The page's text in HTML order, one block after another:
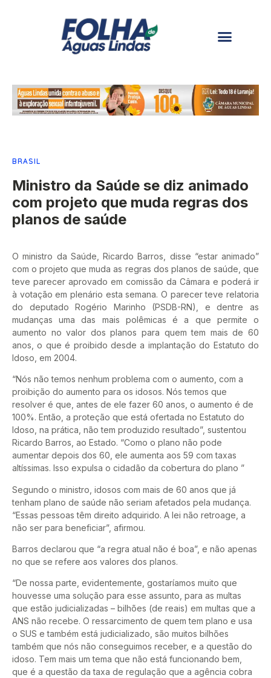
BRASIL
Ministro da Saúde se diz animado
com projeto que muda regras dos
planos de saúde
O ministro da Saúde, Ricardo Barros, disse “estar animado”
com o projeto que muda as regras dos planos de saúde, que
teve parecer aprovado em comissão da Câmara e poderá ir
à votação em plenário esta semana. O parecer teve relatoria
do deputado Rogério Marinho (PSDB-RN), e dentre as
mudanças uma das mais polêmicas é a que permite o
aumento no valor dos planos para quem tem mais de 60
anos, o que é proibido desde a implantação do Estatuto do
Idoso, em 2004.
“Nós não temos nenhum problema com o aumento, com a
proibição do aumento para os idosos. Nós temos que
resolver é que, antes de ele fazer 60 anos, o aumento é de
100%. Então, a proteção que está ofertada no Estatuto do
Idoso, na prática, não tem produzido resultado”, sustentou
Ricardo Barros, ao Estado. “Como o plano não pode
aumentar depois dos 60, ele aumenta aos 59 com taxas
altíssimas. Isso expulsa o cidadão da cobertura do plano ”
Segundo o ministro, idosos com mais de 60 anos que já
tenham plano de saúde não seriam afetados pela mudança.
“Essas pessoas têm direito adquirido. A lei não retroage, a
não ser para beneficiar”, afirmou.
Barros declarou que “a regra atual não é boa”, e não apenas
no que se refere aos valores dos planos.
“De nossa parte, evidentemente, gostaríamos muito que
houvesse uma solução para esse assunto, para as multas
que estão judicializadas – bilhões (de reais) em multas que a
ANS não recebe. O ressarcimento de quem tem plano e usa
o SUS e também está judicializado, são muitos bilhões
também que nós não conseguimos receber, e a questão do
idoso. Tem mais um tema que não está funcionando bem,
que é a questão da taxa de regulação que a agência cobra